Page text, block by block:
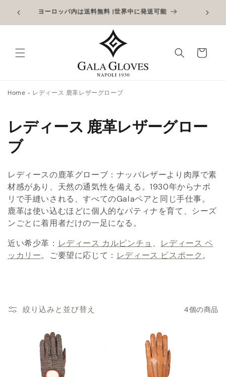
コンテン
ツに進む
まで
ヨーロッパ内は送料無料 |世界中に発送可能 アウト
ー
Home レディース 鹿革レザーグローブ
コ
レ
シ
ョ
ン
:
レディース 鹿革レザーグロー
ブ
レディースの鹿革グローブ：ナッパレザーより肉厚で素
材感があり、天然の通気性を備える。1930年からナポ
リで手縫いされる、すべてのGalaペアと同じ手仕事。
鹿革は使い込むほどに個人的なパティナを育て、シーズ
ンごとに着用者だけの一足になる。
近い希少革： レディース カルピンチョ 、 レディース ペ
ッカリー。ご要望に応じて： レディース ビスポーク。
絞り込みと並び替え 4個の商品